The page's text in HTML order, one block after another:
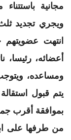
مجانية
ويجري تجديد
انتهت
أعضائه، رئيسا،
ومساعده،
يتم قبول
بموافقة أقرب
من طرفها على